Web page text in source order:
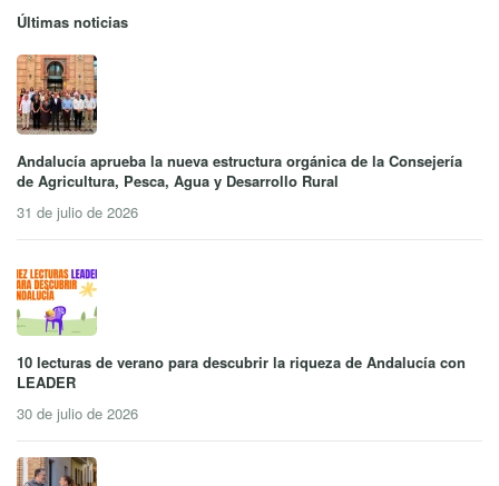
Últimas noticias
Andalucía aprueba la nueva estructura orgánica de la Consejería
de Agricultura, Pesca, Agua y Desarrollo Rural
31 de julio de 2026
10 lecturas de verano para descubrir la riqueza de Andalucía con
LEADER
30 de julio de 2026